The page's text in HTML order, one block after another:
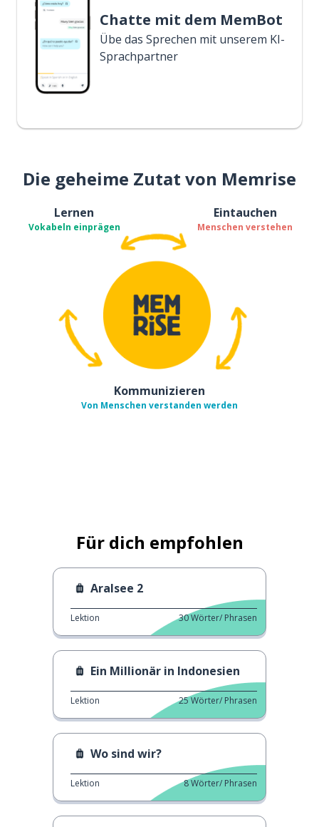
Chatte mit dem MemBot
Übe das Sprechen mit unserem KI-
Sprachpartner
Die geheime Zutat von Memrise
Lernen
Vokabeln einprägen
Eintauchen
Menschen verstehen
Kommunizieren
Von Menschen verstanden werden
Für dich empfohlen
Aralsee 2
Lektion 30Wörter/ Phrasen
Ein Millionär in Indonesien
Lektion 25Wörter/ Phrasen
Wo sind wir?
Lektion 8Wörter/ Phrasen